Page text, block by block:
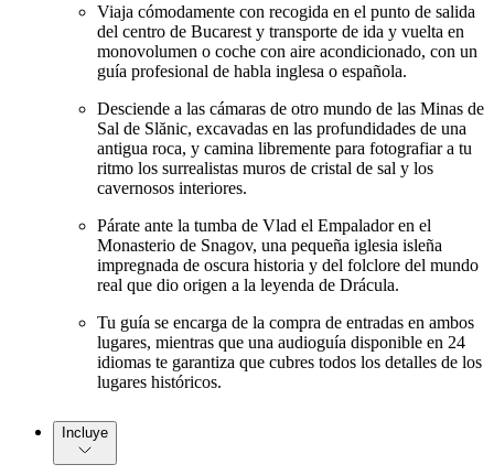
Viaja cómodamente con recogida en el punto de salida
del centro de Bucarest y transporte de ida y vuelta en
monovolumen o coche con aire acondicionado, con un
guía profesional de habla inglesa o española.
Desciende a las cámaras de otro mundo de las Minas de
Sal de Slănic, excavadas en las profundidades de una
antigua roca, y camina libremente para fotografiar a tu
ritmo los surrealistas muros de cristal de sal y los
cavernosos interiores.
Párate ante la tumba de Vlad el Empalador en el
Monasterio de Snagov, una pequeña iglesia isleña
impregnada de oscura historia y del folclore del mundo
real que dio origen a la leyenda de Drácula.
Tu guía se encarga de la compra de entradas en ambos
lugares, mientras que una audioguía disponible en 24
idiomas te garantiza que cubres todos los detalles de los
lugares históricos.
Incluye